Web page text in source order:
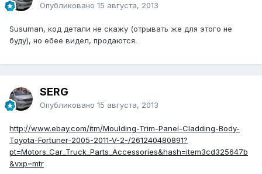
Опубликовано 15 августа, 2013
Susuman, код детали не скажу (отрывать же для этого не
буду), но ебее видел, продаются.
SERG
Опубликовано 15 августа, 2013
http://www.ebay.com/itm/Moulding-Trim-Panel-Cladding-Body-
Toyota-Fortuner-2005-2011-V-2-/261240480891?
pt=Motors_Car_Truck_Parts_Accessories&hash=item3cd325647b
&vxp=mtr